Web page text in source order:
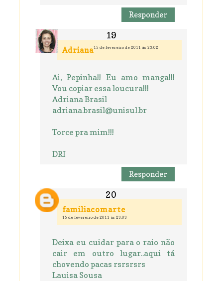
Responder
Adriana15 de fevereiro de 2011 às 23:02
Ai, Pepinha!! Eu amo manga!!!
Vou copiar essa loucura!!!
Adriana Brasil
adriana.brasil@unisul.br
Torce pra mim!!!
DRI
Responder
familiacomarte
15 de fevereiro de 2011 às 23:03
Deixa eu cuidar para o raio não
cair em outro lugar..aqui tá
chovendo pacas rsrsrsrs
Lauisa Sousa